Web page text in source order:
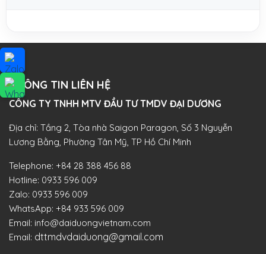
THÔNG TIN LIÊN HỆ
CÔNG TY TNHH MTV ĐẦU TƯ TMDV ĐẠI DƯƠNG​
Địa chỉ: Tầng 2, Tòa nhà Saigon Paragon, Số 3 Nguyễn
Lương Bằng, Phường Tân Mỹ, TP Hồ Chí Minh
Telephone: +84 28 388 456 88
Hotline: 0933 596 009
Zalo: 0933 596 009
WhatsApp: +84 933 596 009
Email: info@daiduongvietnam.com
Email: dttmdvdaiduong@gmail.com